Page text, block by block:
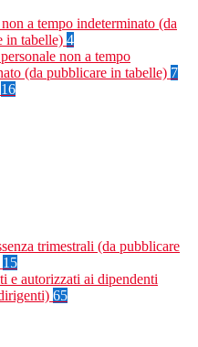
a tempo indeterminato (da
in tabelle) 4
non a tempo
(da pubblicare in tabelle) 7
16
trimestrali (da pubblicare
15
e autorizzati ai dipendenti
65